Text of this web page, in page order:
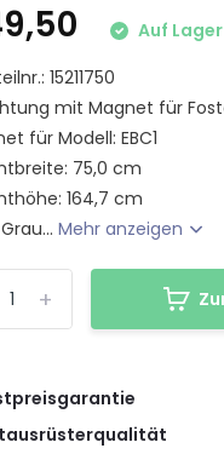
Auf Lager
15211750
mit Magnet für
für Modell: EBC1
75,0 cm
164,7 cm
Mehr anzeigen
+